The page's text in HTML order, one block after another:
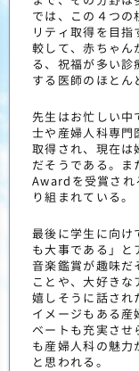
では、この４つの
リティ取得を目
較して、赤ちゃん
る、祝福が多い診
する医師のほとん
先生はお忙しい中
士や産婦人科専門
取得され、現在は
だそうである。
Awardを受賞され
り組まれている。
最後に学生に向け
も大事である」と
音楽鑑賞が趣味だ
ことや、大好き
嬉しそうに話され
イメージもある産
ベートも充実させ
も産婦人科の魅力
と思われる。